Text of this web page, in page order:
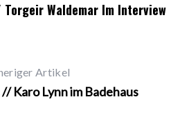
Waldemar Im Interview
Artikel
// Karo Lynn im Badehaus